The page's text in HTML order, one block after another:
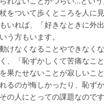
をついて歩くところを人に
いれば、「好きなときに外
う方もいます。
けなくなることやできなく
、「恥ずかしくて苦痛なこ
果たせないことが寂しいこ
るのが悔しかったり、恥ず
の人にとっての課題なのです